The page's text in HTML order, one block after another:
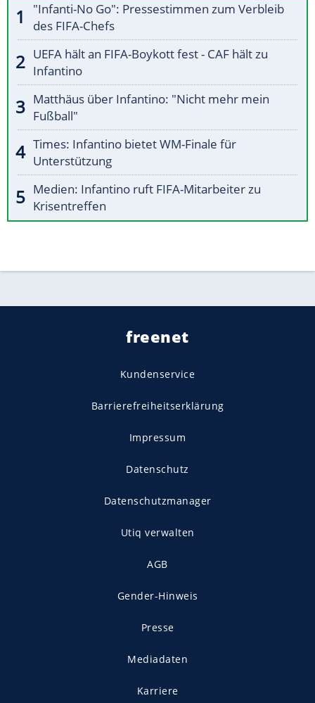
"Infanti-No Go": Pressestimmen zum Verbleib
des FIFA-Chefs
UEFA hält an FIFA-Boykott fest - CAF hält zu
Infantino
Matthäus über Infantino: "Nicht mehr mein
Fußball"
Times: Infantino bietet WM-Finale für
Unterstützung
Medien: Infantino ruft FIFA-Mitarbeiter zu
Krisentreffen
freenet
Kundenservice
Barrierefreiheitserklärung
Impressum
Datenschutz
Datenschutzmanager
Utiq verwalten
AGB
Gender-Hinweis
Presse
Mediadaten
Karriere